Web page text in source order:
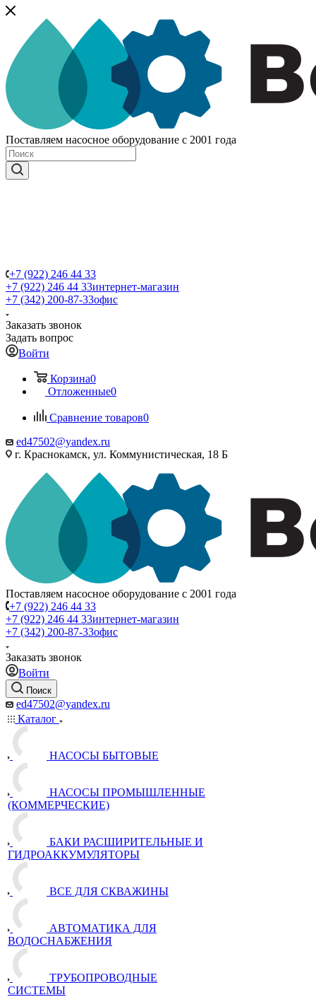
Поставляем насосное оборудование с 2001 года
+7 (922) 246 44 33
+7 (922) 246 44 33интернет-магазин
+7 (342) 200-87-33офис
Заказать звонок
Задать вопрос
Войти
Корзина0
Отложенные0
Сравнение товаров0
ed47502@yandex.ru
г. Краснокамск, ул. Коммунистическая, 18 Б
Поставляем насосное оборудование с 2001 года
+7 (922) 246 44 33
+7 (922) 246 44 33интернет-магазин
+7 (342) 200-87-33офис
Заказать звонок
Войти
Поиск
ed47502@yandex.ru
Каталог
НАСОСЫ БЫТОВЫЕ
НАСОСЫ ПРОМЫШЛЕННЫЕ
(КОММЕРЧЕСКИЕ)
БАКИ РАСШИРИТЕЛЬНЫЕ И
ГИДРОАККУМУЛЯТОРЫ
ВСЕ ДЛЯ СКВАЖИНЫ
АВТОМАТИКА ДЛЯ
ВОДОСНАБЖЕНИЯ
ТРУБОПРОВОДНЫЕ
СИСТЕМЫ